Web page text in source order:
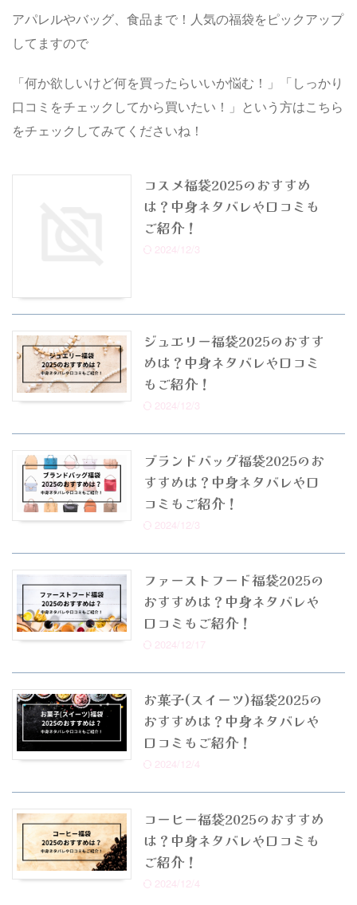
アパレルやバッグ、食品まで！人気の福袋をピックアップ
してますので
「何か欲しいけど何を買ったらいいか悩む！」「しっかり
口コミをチェックしてから買いたい！」という方はこちら
をチェックしてみてくださいね！
コスメ福袋2025のおすすめ
は？中身ネタバレや口コミも
ご紹介！
2024/12/3
ジュエリー福袋2025のおすす
めは？中身ネタバレや口コミ
もご紹介！
2024/12/3
ブランドバッグ福袋2025のお
すすめは？中身ネタバレや口
コミもご紹介！
2024/12/3
ファーストフード福袋2025の
おすすめは？中身ネタバレや
口コミもご紹介！
2024/12/17
お菓子(スイーツ)福袋2025の
おすすめは？中身ネタバレや
口コミもご紹介！
2024/12/4
コーヒー福袋2025のおすすめ
は？中身ネタバレや口コミも
ご紹介！
2024/12/4